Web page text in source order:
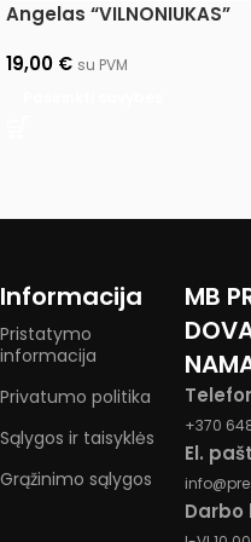
Angelas “VILNONIUKAS”
19,00 € su PVM
Informacija
Pristatymo
informacija
Privatumo politika
Sąlygos ir taisyklės
Grąžinimo sąlygos
MB
+370
El.
Darbo